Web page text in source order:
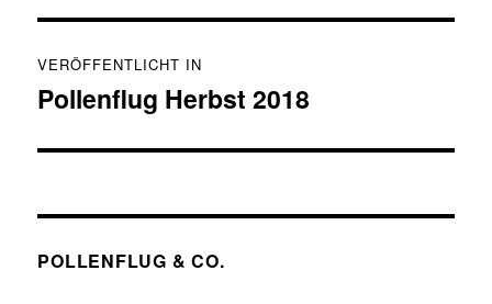
VERÖFFENTLICHT IN
Pollenflug Herbst 2018
POLLENFLUG & CO.